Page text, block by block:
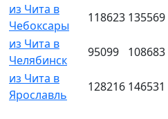
из Чита в
Чебоксары
118623 135569
из Чита в
Челябинск
95099 108683
из Чита в
Ярославль
128216 146531